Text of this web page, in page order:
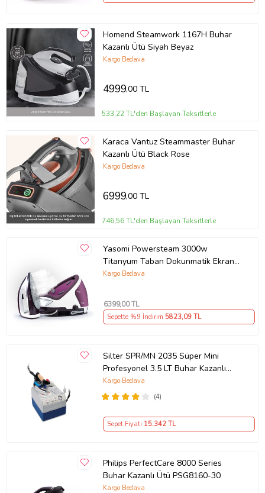
Homend Steamwork 1167H Buhar
Kazanlı Ütü Siyah Beyaz
Kargo Bedava
4999,00 TL
533,22 TL'den Başlayan Taksitlerle
Karaca Vantuz Steammaster Buhar
Kazanlı Ütü Black Rose
Kargo Bedava
6999,00 TL
746,56 TL'den Başlayan Taksitlerle
Yasomi Powersteam 3000w
Titanyum Taban Dokunmatik Ekran
Buhar Kazanlı Ütü
Kargo Bedava
6399,00 TL
Sepette %9 İndirim 5823,09 TL
Silter SPR/MN 2035 Süper Mini
Profesyonel 3.5 LT Buhar Kazanlı
Ütü
(4)
Kargo Bedava
Sepet Fiyatı 15.342TL
Philips PerfectCare 8000 Series
Buhar Kazanlı Ütü PSG8160-30
Kargo Bedava